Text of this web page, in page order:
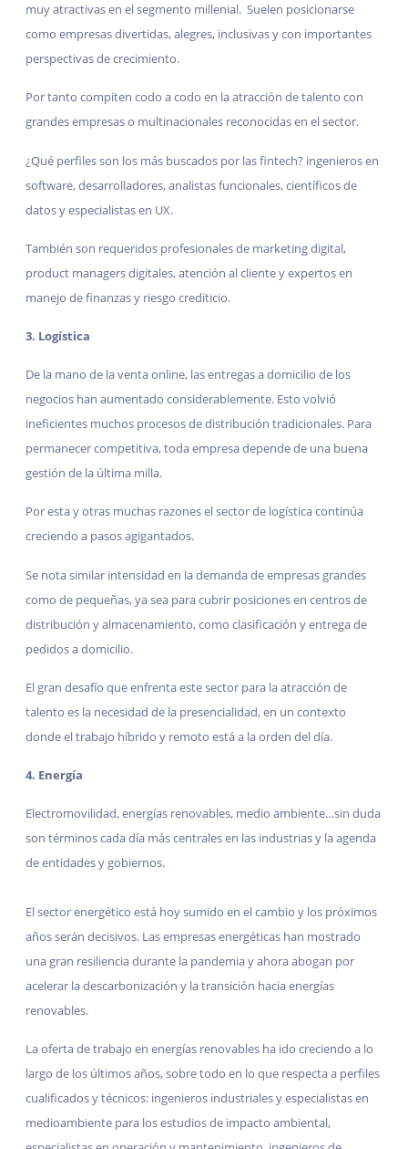
muy atractivas en el segmento millenial. Suelen posicionarse
como empresas divertidas, alegres, inclusivas y con importantes
perspectivas de crecimiento.
Por tanto compiten codo a codo en la atracción de talento con
grandes empresas o multinacionales reconocidas en el sector.
¿Qué perfiles son los más buscados por las fintech? ingenieros en
software, desarrolladores, analistas funcionales, científicos de
datos y especialistas en UX.
También son requeridos profesionales de marketing digital,
product managers digitales, atención al cliente y expertos en
manejo de finanzas y riesgo crediticio.
3. Logística
De la mano de la venta online, las entregas a domicilio de los
negocios han aumentado considerablemente. Esto volvió
ineficientes muchos procesos de distribución tradicionales. Para
permanecer competitiva, toda empresa depende de una buena
gestión de la última milla.
Por esta y otras muchas razones el sector de logística continúa
creciendo a pasos agigantados.
Se nota similar intensidad en la demanda de empresas grandes
como de pequeñas, ya sea para cubrir posiciones en centros de
distribución y almacenamiento, como clasificación y entrega de
pedidos a domicilio.
El gran desafío que enfrenta este sector para la atracción de
talento es la necesidad de la presencialidad, en un contexto
donde el trabajo híbrido y remoto está a la orden del día.
4. Energía
Electromovilidad, energías renovables, medio ambiente…sin duda
son términos cada día más centrales en las industrias y la agenda
de entidades y gobiernos.
El sector energético está hoy sumido en el cambio y los próximos
años serán decisivos. Las empresas energéticas han mostrado
una gran resiliencia durante la pandemia y ahora abogan por
acelerar la descarbonización y la transición hacia energías
renovables.
La oferta de trabajo en energías renovables ha ido creciendo a lo
largo de los últimos años, sobre todo en lo que respecta a perfiles
cualificados y técnicos: ingenieros industriales y especialistas en
medioambiente para los estudios de impacto ambiental,